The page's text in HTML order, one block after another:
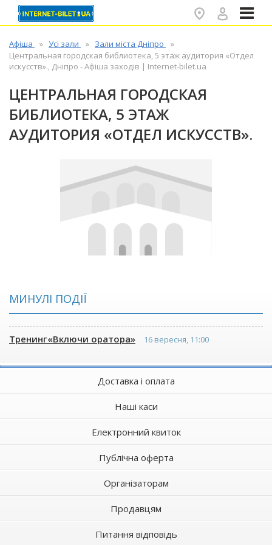
Афіша Усі зали
Зали міста Дніпро
Центральная городская библиотека, 5 этаж аудитория «Отдел
искусств»., Дніпро - Афіша заходів | Internet-bilet.ua
ЦЕНТРАЛЬНАЯ ГОРОДСКАЯ
БИБЛИОТЕКА, 5 ЭТАЖ
АУДИТОРИЯ «ОТДЕЛ ИСКУССТВ».
МИНУЛІ ПОДІЇ
Тренинг«Включи оратора» 16 вересня, 11:00
Доставка і оплата
Наші каси
Електронний квиток
Публічна оферта
Організаторам
Продавцям
Питання відповідь